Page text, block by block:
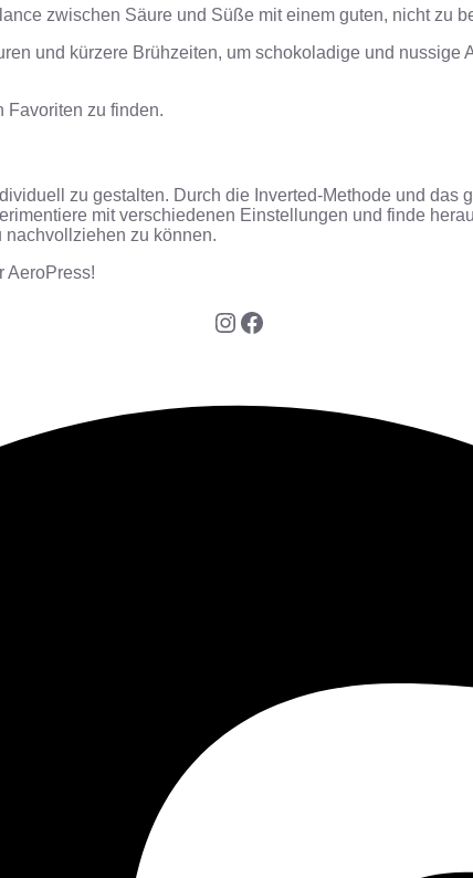
zwischen Säure und Süße mit einem guten, nicht zu
und kürzere Brühzeiten, um schokoladige und
Favoriten zu finden.
zu gestalten. Durch die Inverted-Methode und das
mit verschiedenen Einstellungen und finde
nachvollziehen zu können.
AeroPress!
Instagram
Facebook